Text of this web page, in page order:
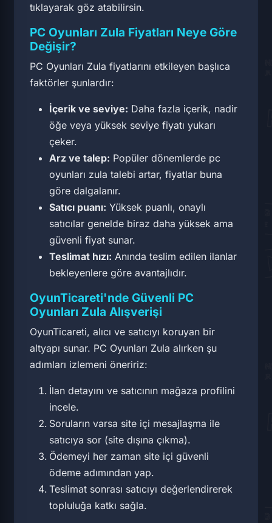
tıklayarak göz atabilirsin.
PC Oyunları Zula Fiyatları Neye Göre
Değişir?
PC Oyunları Zula fiyatlarını etkileyen başlıca
faktörler şunlardır:
İçerik ve seviye: Daha fazla içerik, nadir
öğe veya yüksek seviye fiyatı yukarı
çeker.
Arz ve talep: Popüler dönemlerde pc
oyunları zula talebi artar, fiyatlar buna
göre dalgalanır.
Satıcı puanı: Yüksek puanlı, onaylı
satıcılar genelde biraz daha yüksek ama
güvenli fiyat sunar.
Teslimat hızı: Anında teslim edilen ilanlar
bekleyenlere göre avantajlıdır.
OyunTicareti'nde Güvenli PC
Oyunları Zula Alışverişi
OyunTicareti, alıcı ve satıcıyı koruyan bir
altyapı sunar. PC Oyunları Zula alırken şu
adımları izlemeni öneririz:
İlan detayını ve satıcının mağaza profilini
incele.
Soruların varsa site içi mesajlaşma ile
satıcıya sor (site dışına çıkma).
Ödemeyi her zaman site içi güvenli
ödeme adımından yap.
Teslimat sonrası satıcıyı değerlendirerek
topluluğa katkı sağla.